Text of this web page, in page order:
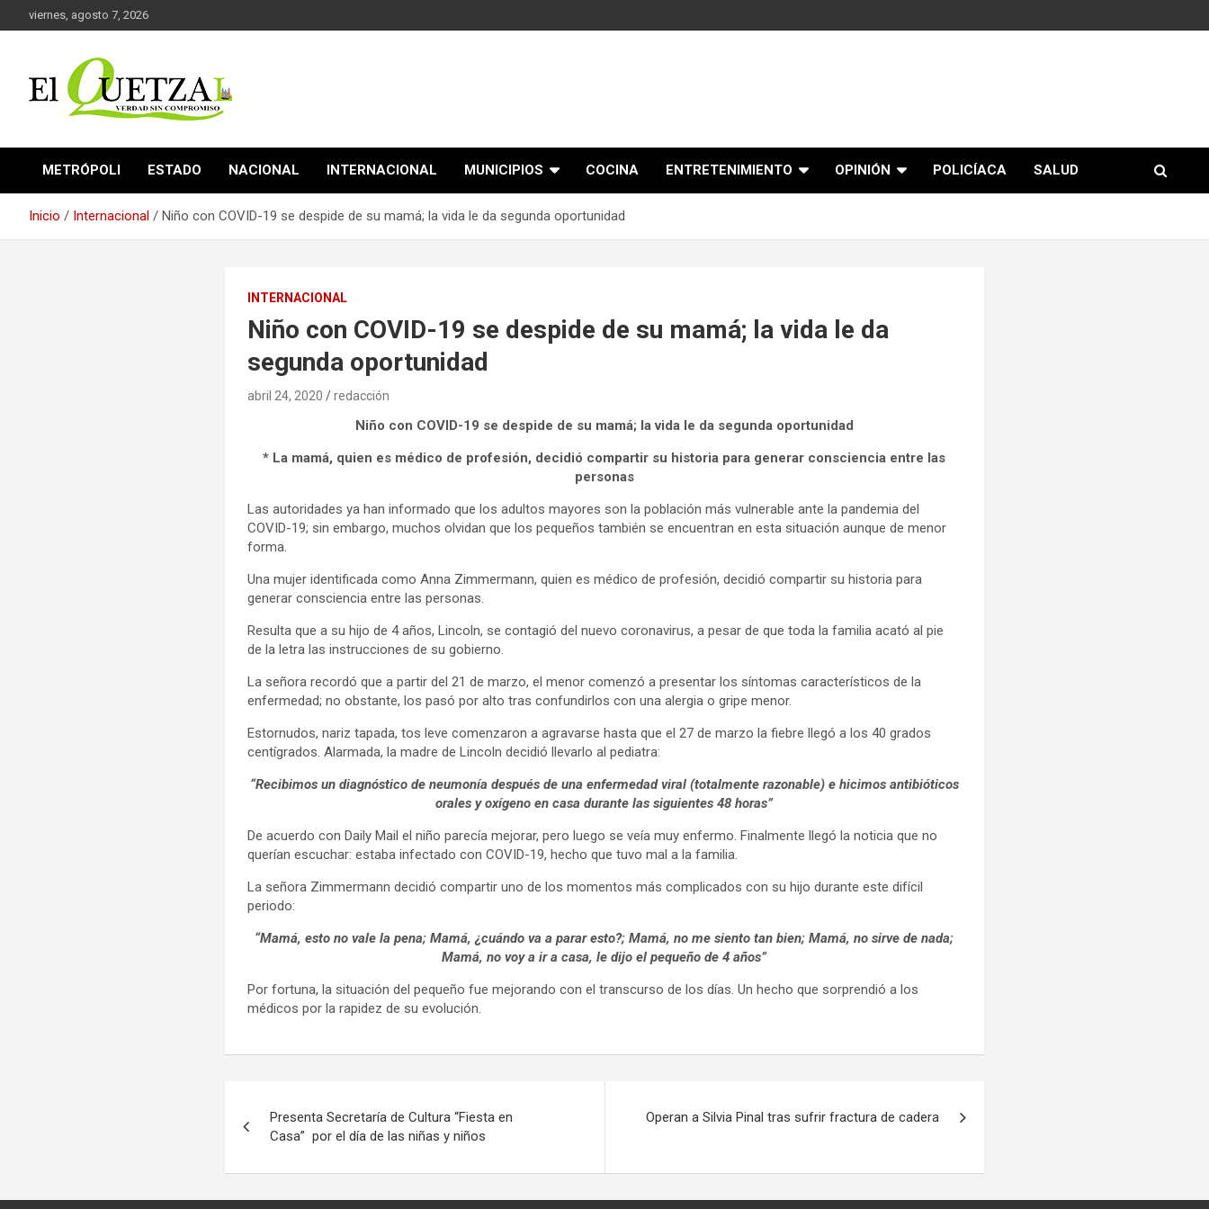
al
viernes, agosto 7, 2026
El Quetzal de Cholula
METRÓPOLI ESTADO NACIONAL INTERNACIONAL MUNICIPIOS COCINA ENTRETENIMIENTO OPINIÓN POLICÍACA SALUD
Inicio Internacional Niño con COVID-19 se despide de su mamá; la vida le da segunda oportunidad
INTERNACIONAL
Niño con COVID-19 se despide de su mamá; la vida le da
segunda oportunidad
abril 24, 2020 redacción
Niño con COVID-19 se despide de su mamá; la vida le da segunda oportunidad
* La mamá, quien es médico de profesión, decidió compartir su historia para generar consciencia entre las
personas
Las autoridades ya han informado que los adultos mayores son la población más vulnerable ante la pandemia del
COVID-19; sin embargo, muchos olvidan que los pequeños también se encuentran en esta situación aunque de menor
forma.
Una mujer identificada como Anna Zimmermann, quien es médico de profesión, decidió compartir su historia para
generar consciencia entre las personas.
Resulta que a su hijo de 4 años, Lincoln, se contagió del nuevo coronavirus, a pesar de que toda la familia acató al pie
de la letra las instrucciones de su gobierno.
La señora recordó que a partir del 21 de marzo, el menor comenzó a presentar los síntomas característicos de la
enfermedad; no obstante, los pasó por alto tras confundirlos con una alergia o gripe menor.
Estornudos, nariz tapada, tos leve comenzaron a agravarse hasta que el 27 de marzo la fiebre llegó a los 40 grados
centígrados. Alarmada, la madre de Lincoln decidió llevarlo al pediatra:
“Recibimos un diagnóstico de neumonía después de una enfermedad viral (totalmente razonable) e hicimos antibióticos
orales y oxígeno en casa durante las siguientes 48 horas”
De acuerdo con Daily Mail el niño parecía mejorar, pero luego se veía muy enfermo. Finalmente llegó la noticia que no
querían escuchar: estaba infectado con COVID-19, hecho que tuvo mal a la familia.
La señora Zimmermann decidió compartir uno de los momentos más complicados con su hijo durante este difícil
periodo:
“Mamá, esto no vale la pena; Mamá, ¿cuándo va a parar esto?; Mamá, no me siento tan bien; Mamá, no sirve de nada;
Mamá, no voy a ir a casa, le dijo el pequeño de 4 años”
Por fortuna, la situación del pequeño fue mejorando con el transcurso de los días. Un hecho que sorprendió a los
médicos por la rapidez de su evolución.
de
entradas
Presenta Secretaría de Cultura “Fiesta en
Casa” por el día de las niñas y niños
Operan a Silvia Pinal tras sufrir fractura de cadera